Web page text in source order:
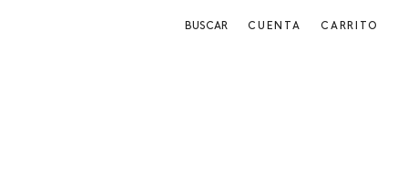
BUSCAR CUENTA CARRITO